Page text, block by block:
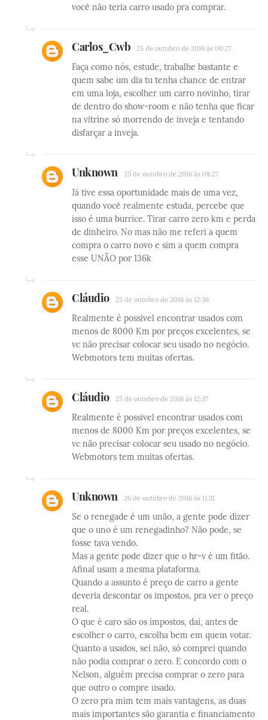
você não teria carro usado pra comprar.
Carlos_Cwb 25 de outubro de 2016 às 00:27
Faça como nós, estude, trabalhe bastante e
quem sabe um dia tu tenha chance de entrar
em uma loja, escolher um carro novinho, tirar
de dentro do show-room e não tenha que ficar
na vitrine só morrendo de inveja e tentando
disfarçar a inveja.
Unknown 25 de outubro de 2016 às 08:27
Já tive essa oportunidade mais de uma vez,
quando você realmente estuda, percebe que
isso é uma burrice. Tirar carro zero km e perda
de dinheiro. No mas não me referi a quem
compra o carro novo e sim a quem compra
esse UNÃO por 136k
Cláudio 25 de outubro de 2016 às 12:36
Realmente é possivel encontrar usados com
menos de 8000 Km por preços excelentes, se
vc não precisar colocar seu usado no negócio.
Webmotors tem muitas ofertas.
Cláudio 25 de outubro de 2016 às 12:37
Realmente é possivel encontrar usados com
menos de 8000 Km por preços excelentes, se
vc não precisar colocar seu usado no negócio.
Webmotors tem muitas ofertas.
Unknown 26 de outubro de 2016 às 11:31
Se o renegade é um unão, a gente pode dizer
que o uno é um renegadinho? Não pode, se
fosse tava vendo.
Mas a gente pode dizer que o hr-v é um fitão.
Afinal usam a mesma plataforma.
Quando a assunto é preço de carro a gente
deveria descontar os impostos, pra ver o preço
real.
O que é caro são os impostos, dai, antes de
escolher o carro, escolha bem em quem votar.
Quanto a usados, sei não, só comprei quando
não podia comprar o zero. E concordo com o
Nelson, alguém precisa comprar o zero para
que outro o compre usado.
O zero pra mim tem mais vantagens, as duas
mais importantes são garantia e financiamento